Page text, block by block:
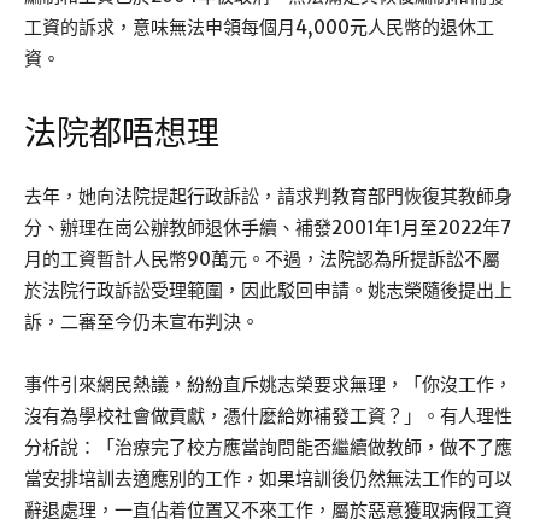
工資的訴求，意味無法申領每個月4,000元人民幣的退休工
資。
法院都唔想理
去年，她向法院提起行政訴訟，請求判教育部門恢復其教師身
分、辦理在崗公辦教師退休手續、補發2001年1月至2022年7
月的工資暫計人民幣90萬元。不過，法院認為所提訴訟不屬
於法院行政訴訟受理範圍，因此駁回申請。姚志榮隨後提出上
訴，二審至今仍未宣布判決。
事件引來網民熱議，紛紛直斥姚志榮要求無理，「你沒工作，
沒有為學校社會做貢獻，憑什麼給妳補發工資？」。有人理性
分析說：「治療完了校方應當詢問能否繼續做教師，做不了應
當安排培訓去適應別的工作，如果培訓後仍然無法工作的可以
辭退處理，一直佔着位置又不來工作，屬於惡意獲取病假工資